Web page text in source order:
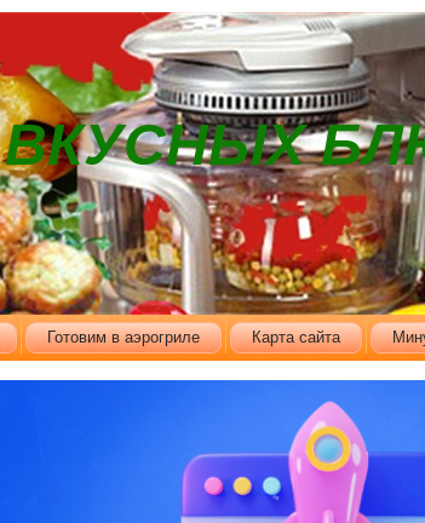
ВКУСНЫХ
Готовим в аэрогриле Карта сайта